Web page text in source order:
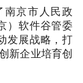
京市人民政
）软件谷管委
发展战略，打
新企业培育创